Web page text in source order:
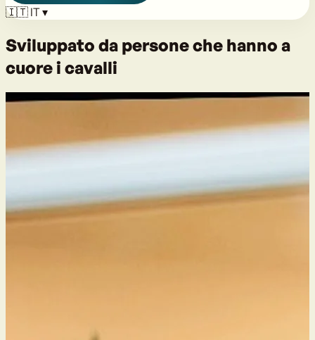
🇮🇹 IT▾
Sviluppato da persone che hanno a
cuore i cavalli